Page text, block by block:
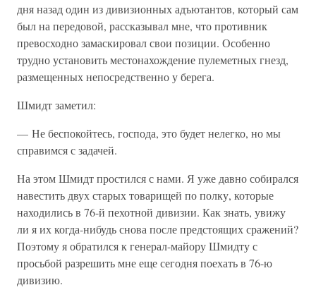
дня назад один из дивизионных адъютантов, который сам
был на передовой, рассказывал мне, что противник
превосходно замаскировал свои позиции. Особенно
трудно установить местонахождение пулеметных гнезд,
размещенных непосредственно у берега.
Шмидт заметил:
— Не беспокойтесь, господа, это будет нелегко, но мы
справимся с задачей.
На этом Шмидт простился с нами. Я уже давно собирался
навестить двух старых товарищей по полку, которые
находились в 76-й пехотной дивизии. Как знать, увижу
ли я их когда-нибудь снова после предстоящих сражений?
Поэтому я обратился к генерал-майору Шмидту с
просьбой разрешить мне еще сегодня поехать в 76-ю
дивизию.